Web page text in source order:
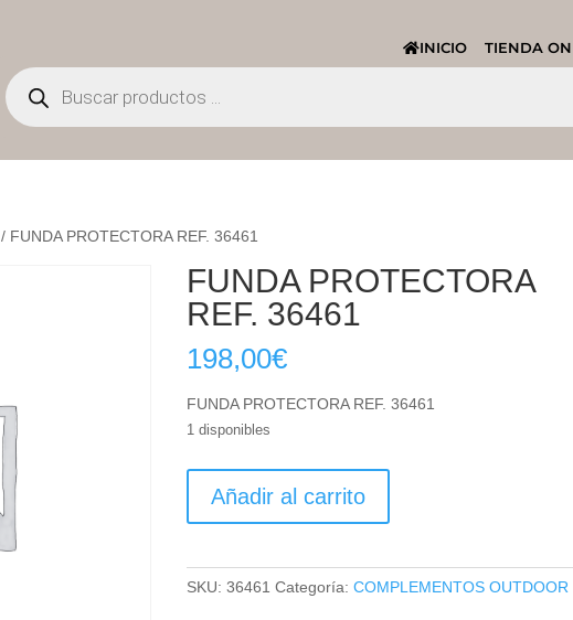
INICIO
TIENDA
Búsqueda
de
productos
/ FUNDA PROTECTORA REF. 36461
FUNDA PROTECTORA
REF. 36461
198,00€
FUNDA PROTECTORA REF. 36461
1 disponibles
PROTECTORA
cantidad
Añadir al carrito
SKU:36461 Categoría:COMPLEMENTOS OUTDOOR